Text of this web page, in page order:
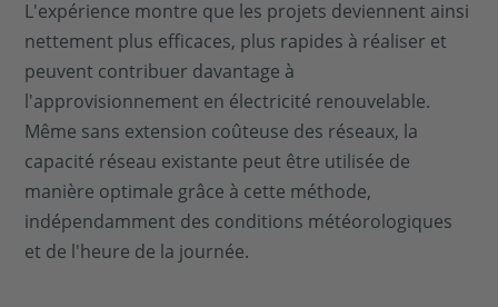
L'expérience montre que les projets deviennent ainsi
nettement plus efficaces, plus rapides à réaliser et
peuvent contribuer davantage à
l'approvisionnement en électricité renouvelable.
Même sans extension coûteuse des réseaux, la
capacité réseau existante peut être utilisée de
manière optimale grâce à cette méthode,
indépendamment des conditions météorologiques
et de l'heure de la journée.